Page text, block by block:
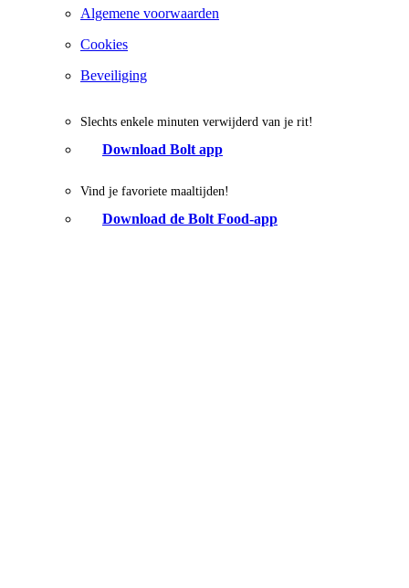
Algemene voorwaarden
Cookies
Beveiliging
Slechts enkele minuten verwijderd van je rit!
Download Bolt app
Vind je favoriete maaltijden!
Download de Bolt Food-app